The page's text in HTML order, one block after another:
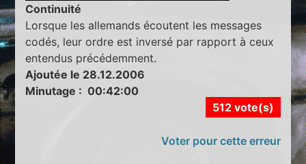
Continuité
Lorsque les allemands écoutent les messages
codés, leur ordre est inversé par rapport à ceux
entendus précédemment.
Ajoutée le 28.12.2006
Minutage : 00:42:00
512 vote(s)
Voter pour cette erreur